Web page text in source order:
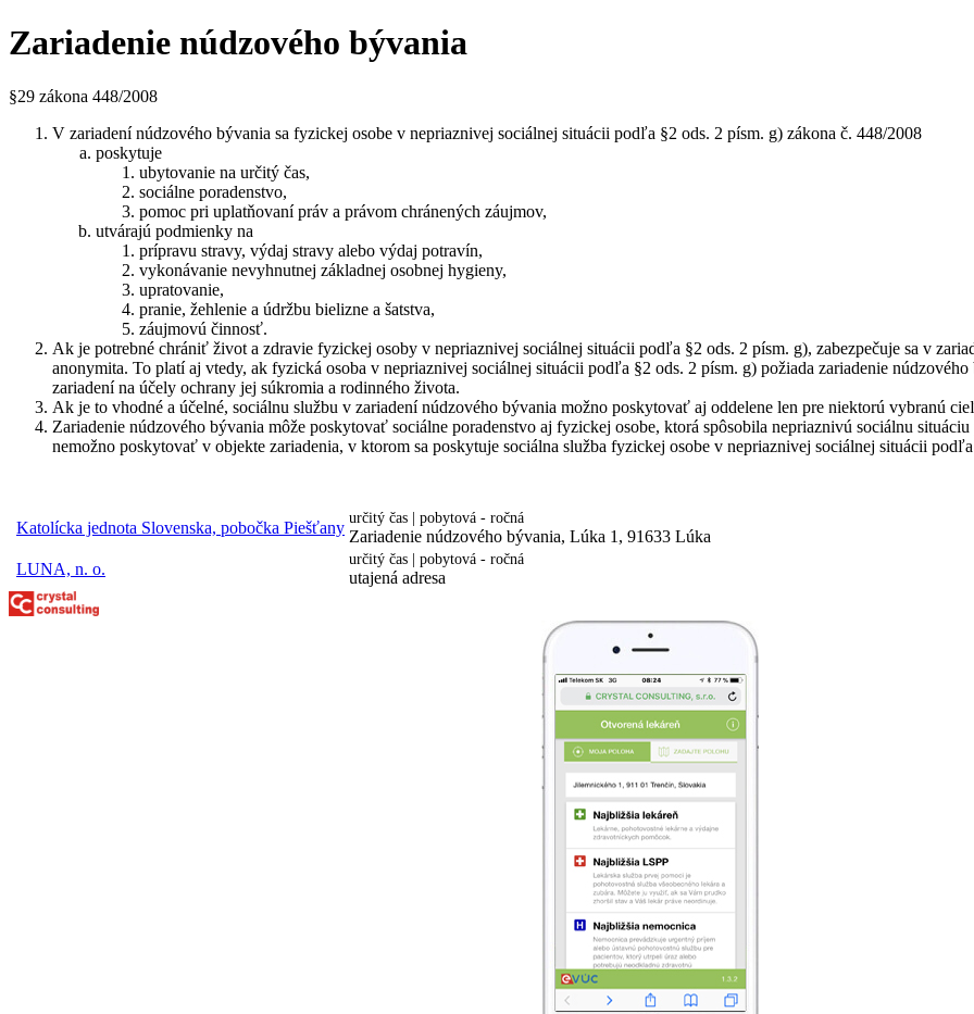
Zariadenie núdzového bývania
§29 zákona 448/2008
V zariadení núdzového bývania sa fyzickej osobe v nepriaznivej sociálnej situácii podľa §2 ods. 2 písm. g) zákona č. 448/2008
poskytuje
ubytovanie na určitý čas,
sociálne poradenstvo,
pomoc pri uplatňovaní práv a právom chránených záujmov,
utvárajú podmienky na
prípravu stravy, výdaj stravy alebo výdaj potravín,
vykonávanie nevyhnutnej základnej osobnej hygieny,
upratovanie,
pranie, žehlenie a údržbu bielizne a šatstva,
záujmovú činnosť.
Ak je potrebné chrániť život a zdravie fyzickej osoby v nepriaznivej sociálnej situácii podľa §2 ods. 2 písm. g), zabezpečuje sa v
anonymita. To platí aj vtedy, ak fyzická osoba v nepriaznivej sociálnej situácii podľa §2 ods. 2 písm. g) požiada zariadenie
zariadení na účely ochrany jej súkromia a rodinného života.
Ak je to vhodné a účelné, sociálnu službu v zariadení núdzového bývania možno poskytovať aj oddelene len pre niektorú vybranú
Zariadenie núdzového bývania môže poskytovať sociálne poradenstvo aj fyzickej osobe, ktorá spôsobila nepriaznivú sociálnu
nemožno poskytovať v objekte zariadenia, v ktorom sa poskytuje sociálna služba fyzickej osobe v nepriaznivej sociálnej situácii
Katolícka jednota Slovenska, pobočka Piešťany
určitý čas | pobytová - ročná
Zariadenie núdzového bývania, Lúka 1, 91633 Lúka
LUNA, n. o.
určitý čas | pobytová - ročná
utajená adresa